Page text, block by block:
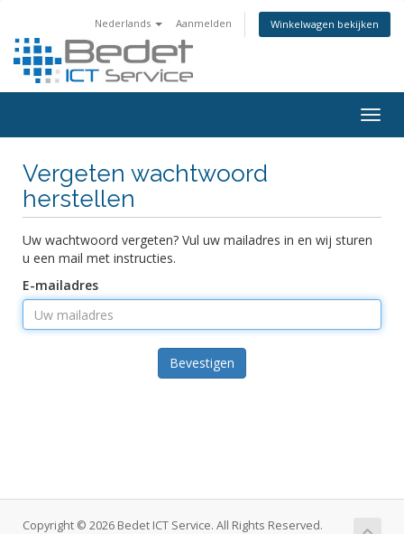
Nederlands Aanmelden Winkelwagen bekijken
Vergeten wachtwoord
herstellen
Uw wachtwoord vergeten? Vul uw mailadres in en wij sturen
u een mail met instructies.
E-mailadres
Bevestigen
Copyright © 2026 Bedet ICT Service. All Rights Reserved.